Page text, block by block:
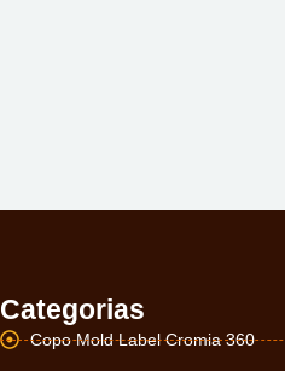
Categorias
Copo Mold Label Cromia 360